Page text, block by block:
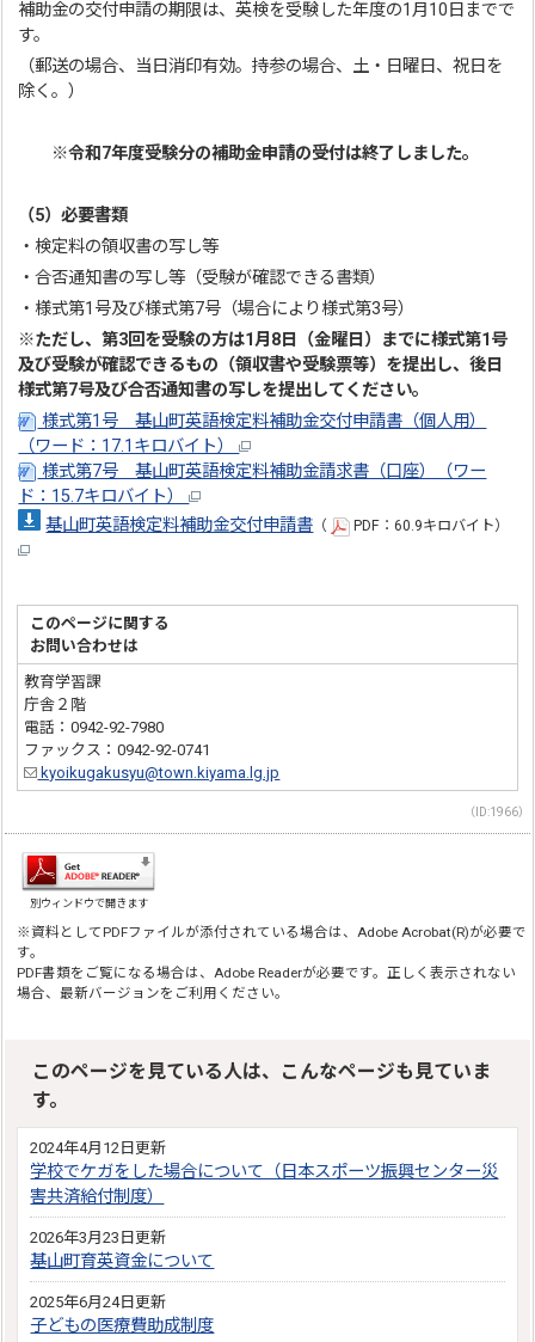
補助金の交付申請の期限は、英検を受験した年度の1月10日までで
す。
（郵送の場合、当日消印有効。持参の場合、土・日曜日、祝日を
除く。）
※令和7年度受験分の補助金申請の受付は終了しました。
（5）必要書類
・検定料の領収書の写し等
・合否通知書の写し等（受験が確認できる書類）
・様式第1号及び様式第7号（場合により様式第3号）
※ただし、第3回を受験の方は1月8日（金曜日）までに様式第1号
及び受験が確認できるもの（領収書や受験票等）を提出し、後日
様式第7号及び合否通知書の写しを提出してください。
様式第1号 基山町英語検定料補助金交付申請書（個人用）
（ワード：17.1キロバイト）
様式第7号 基山町英語検定料補助金請求書（口座）（ワー
ド：15.7キロバイト）
基山町英語検定料補助金交付申請書 （ PDF：60.9キロバイト）
このページに関する
お問い合わせは
教育学習課
庁舎２階
電話：0942-92-7980
ファックス：0942-92-0741
kyoikugakusyu@town.kiyama.lg.jp
（ID:1966）
別ウィンドウで開きます
※資料としてPDFファイルが添付されている場合は、Adobe Acrobat(R)が必要で
す。
PDF書類をご覧になる場合は、Adobe Readerが必要です。正しく表示されない
場合、最新バージョンをご利用ください。
このページを見ている人は、こんなページも見ていま
す。
2024年4月12日更新
学校でケガをした場合について（日本スポーツ振興センター災
害共済給付制度）
2026年3月23日更新
基山町育英資金について
2025年6月24日更新
子どもの医療費助成制度